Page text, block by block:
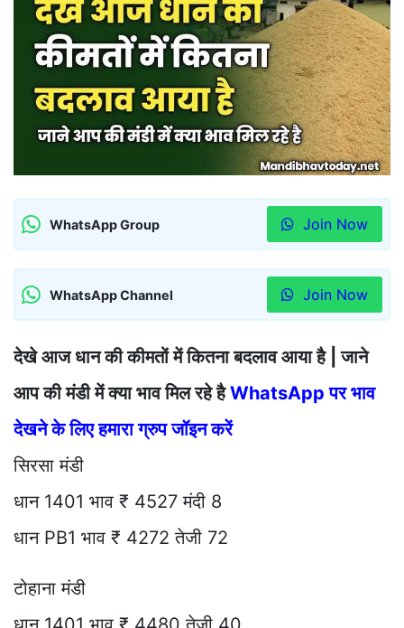
WhatsApp Group Join Now
WhatsApp Channel Join Now
देखे आज धान की कीमतों में कितना बदलाव आया है | जाने
आप की मंडी में क्या भाव मिल रहे हैWhatsApp पर भाव
देखने के लिए हमारा ग्रुप जॉइन करें
सिरसा मंडी
धान 1401 भाव ₹ 4527 मंदी 8
धान PB1 भाव ₹ 4272 तेजी 72
टोहाना मंडी